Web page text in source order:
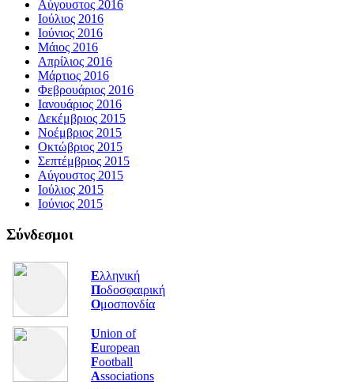
Αύγουστος 2016
Ιούλιος 2016
Ιούνιος 2016
Μάιος 2016
Απρίλιος 2016
Μάρτιος 2016
Φεβρουάριος 2016
Ιανουάριος 2016
Δεκέμβριος 2015
Νοέμβριος 2015
Οκτώβριος 2015
Σεπτέμβριος 2015
Αύγουστος 2015
Ιούλιος 2015
Ιούνιος 2015
Σύνδεσμοι
Ελληνική
Ποδοσφαιρική
Ομοσπονδία
Union of
European
Football
Associations